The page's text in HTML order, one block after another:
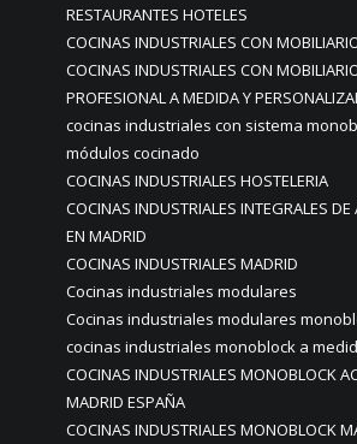
RESTAURANTES HOTELES
COCINAS INDUSTRIALES CON
COCINAS INDUSTRIALES CON
PROFESIONAL A MEDIDA Y
cocinas industriales con sistema
módulos cocinado
COCINAS INDUSTRIALES HOSTELERIA
COCINAS INDUSTRIALES INTEGRALES
EN MADRID
COCINAS INDUSTRIALES MADRID
Cocinas industriales modulares
Cocinas industriales modulares
cocinas industriales monoblock a
COCINAS INDUSTRIALES MONOBLOCK
MADRID ESPAÑA
COCINAS INDUSTRIALES MONOBLOCK